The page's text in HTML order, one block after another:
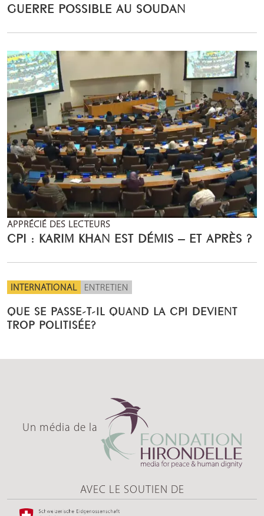
GUERRE POSSIBLE AU SOUDAN
APPRÉCIÉ DES LECTEURS
CPI : KARIM KHAN EST DÉMIS – ET APRÈS ?
INTERNATIONAL ENTRETIEN
QUE SE PASSE-T-IL QUAND LA CPI DEVIENT
TROP POLITISÉE?
Un média de la
AVEC LE SOUTIEN DE